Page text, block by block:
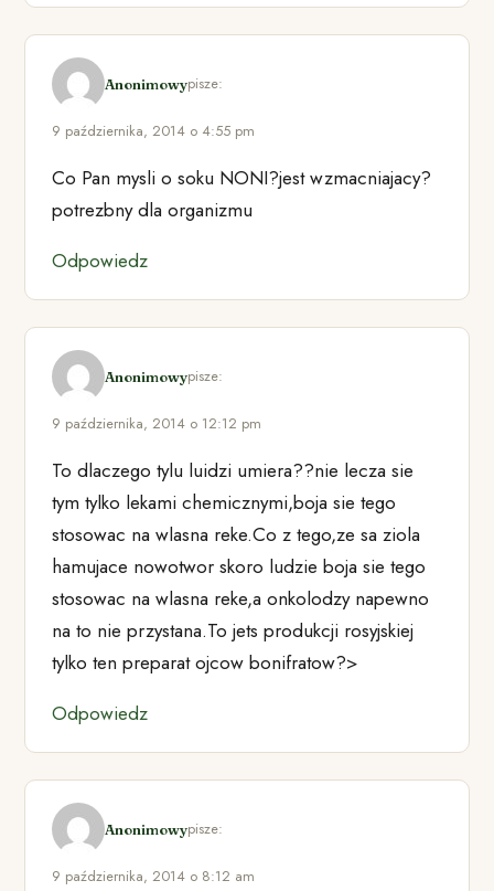
Anonimowypisze:
9 października, 2014 o 4:55 pm
Co Pan mysli o soku NONI?jest wzmacniajacy?
potrezbny dla organizmu
Odpowiedz
Anonimowypisze:
9 października, 2014 o 12:12 pm
To dlaczego tylu luidzi umiera??nie lecza sie
tym tylko lekami chemicznymi,boja sie tego
stosowac na wlasna reke.Co z tego,ze sa ziola
hamujace nowotwor skoro ludzie boja sie tego
stosowac na wlasna reke,a onkolodzy napewno
na to nie przystana.To jets produkcji rosyjskiej
tylko ten preparat ojcow bonifratow?>
Odpowiedz
Anonimowypisze:
9 października, 2014 o 8:12 am